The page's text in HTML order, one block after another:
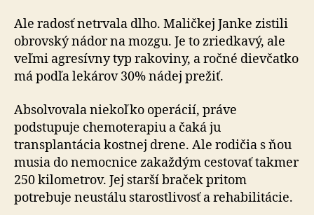
Ale radosť netrvala dlho. Maličkej Janke zistili
obrovský nádor na mozgu. Je to zriedkavý, ale
veľmi agresívny typ rakoviny, a ročné dievčatko
má podľa lekárov 30% nádej prežiť.
Absolvovala niekoľko operácií, práve
podstupuje che­mo­te­ra­piu a čaká ju
transplantácia kostnej drene. Ale rodičia s ňou
musia do nemocnice zakaždým cestovať takmer
250 kilometrov. Jej starší braček pritom
potrebuje neustálu starostlivosť a rehabilitácie.